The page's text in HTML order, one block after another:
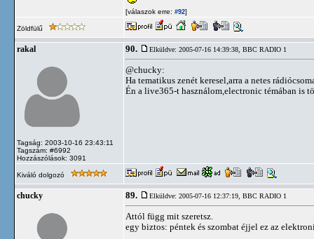
[válaszok erre: #92]
Zöldfülű
rakal
Tagság: 2003-10-16 23:43:11
Tagszám: #6992
Hozzászólások: 3091
90. Elküldve: 2005-07-16 14:39:38, BBC RADIO 1
@chucky:
Ha tematikus zenét keresel,arra a netes
Én a live365-t használom,electronic témában is
Kiváló dolgozó
chucky 89. Elküldve: 2005-07-16 12:37:19, BBC RADIO 1
Attól függ mit szeretsz.
egy biztos: péntek és szombat éjjel ez az